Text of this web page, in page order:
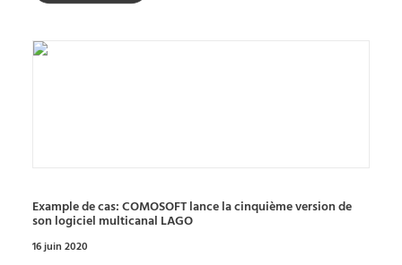
Example de cas: COMOSOFT lance la cinquième version de
son logiciel multicanal LAGO
16 juin 2020